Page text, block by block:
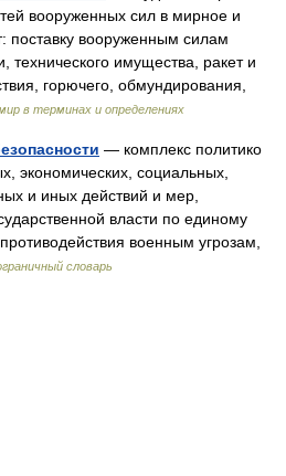
вооруженных сил в мирное и
поставку вооруженным силам
технического имущества, ракет и
горючего, обмундирования,
в терминах и определениях
— комплекс политико
экономических, социальных,
и иных действий и мер,
власти по единому
военным угрозам,
словарь